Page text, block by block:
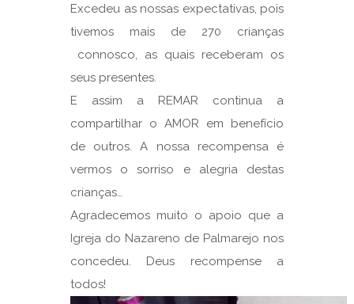
Excedeu as nossas expectativas, pois
tivemos mais de 270 crianças
connosco, as quais receberam os
seus presentes.
E assim a REMAR continua a
compartilhar o AMOR em benefício
de outros. A nossa recompensa é
vermos o sorriso e alegria destas
crianças…
Agradecemos muito o apoio que a
Igreja do Nazareno de Palmarejo nos
concedeu. Deus recompense a
todos!